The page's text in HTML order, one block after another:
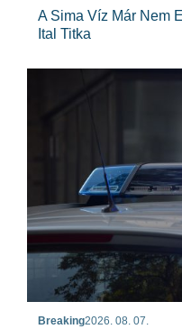
A Sima Víz Már Nem
Ital Titka
Breaking2026. 08. 07.